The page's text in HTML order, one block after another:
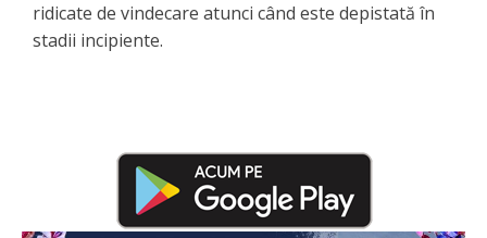
ridicate de vindecare atunci când este depistată în
stadii incipiente.